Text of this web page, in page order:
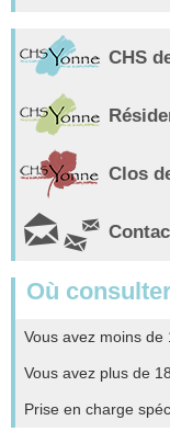
CHS
Clos
Où
Vous avez moins de
Vous avez plus de
Prise en charge